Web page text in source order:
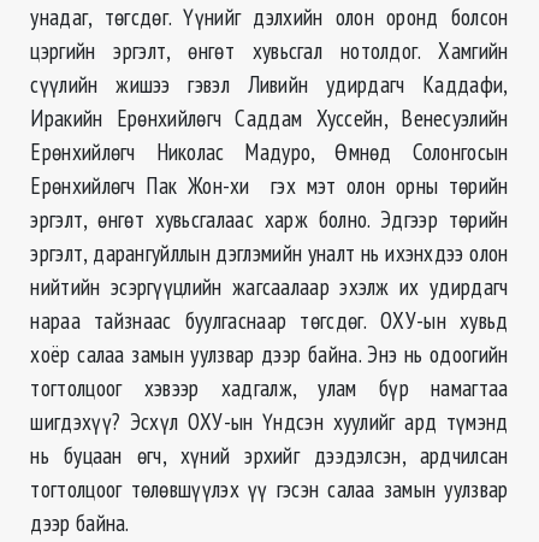
унадаг, төгсдөг. Үүнийг дэлхийн олон оронд болсон
цэргийн эргэлт, өнгөт хувьсгал нотолдог. Хамгийн
сүүлийн жишээ гэвэл Ливийн удирдагч Каддафи,
Иракийн Ерөнхийлөгч Саддам Хуссейн, Венесуэлийн
Ерөнхийлөгч Николас Мадуро, Өмнөд Солонгосын
Ерөнхийлөгч Пак Жон-хи гэх мэт олон орны төрийн
эргэлт, өнгөт хувьсгалаас харж болно. Эдгээр төрийн
эргэлт, дарангуйллын дэглэмийн уналт нь ихэнхдээ олон
нийтийн эсэргүүцлийн жагсаалаар эхэлж их удирдагч
нараа тайзнаас буулгаснаар төгсдөг. ОХУ-ын хувьд
хоёр салаа замын уулзвар дээр байна. Энэ нь одоогийн
тогтолцоог хэвээр хадгалж, улам бүр намагтаа
шигдэхүү? Эсхүл ОХУ-ын Үндсэн хуулийг ард түмэнд
нь буцаан өгч, хүний эрхийг дээдэлсэн, ардчилсан
тогтолцоог төлөвшүүлэх үү гэсэн салаа замын уулзвар
дээр байна.